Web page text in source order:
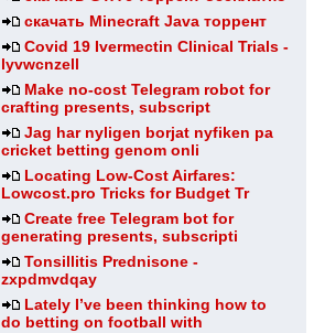
скачать Minecraft Java торрент
Covid 19 Ivermectin Clinical Trials -
lyvwcnzell
Make no-cost Telegram robot for
crafting presents, subscript
Jag har nyligen borjat nyfiken pa
cricket betting genom onli
Locating Low-Cost Airfares:
Lowcost.pro Tricks for Budget Tr
Create free Telegram bot for
generating presents, subscripti
Tonsillitis Prednisone -
zxpdmvdqay
Lately I’ve been thinking how to
do betting on football with